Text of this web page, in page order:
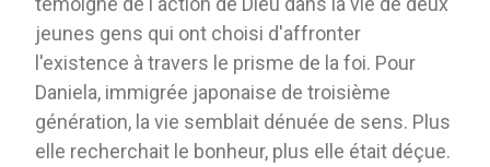
jeunes gens qui ont choisi d'affronter
l'existence à travers le prisme de la foi. Pour
Daniela, immigrée japonaise de troisième
génération, la vie semblait dénuée de sens. Plus
elle recherchait le bonheur, plus elle était déçue.